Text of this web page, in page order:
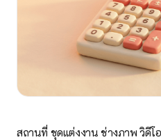
สถานที่ ชุดแต่งงาน ช่างภาพ วิดีโ